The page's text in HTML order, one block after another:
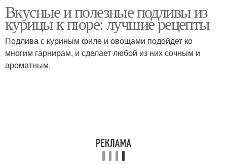
Вкусные и полезные подливы из
курицы к пюре: лучшие рецепты
Подлива с куриным филе и овощами подойдет ко
многим гарнирам, и сделает любой из них сочным и
ароматным.